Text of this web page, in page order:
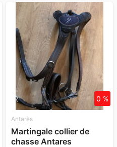
Antarès
Martingale collier de
chasse Antares
0 %